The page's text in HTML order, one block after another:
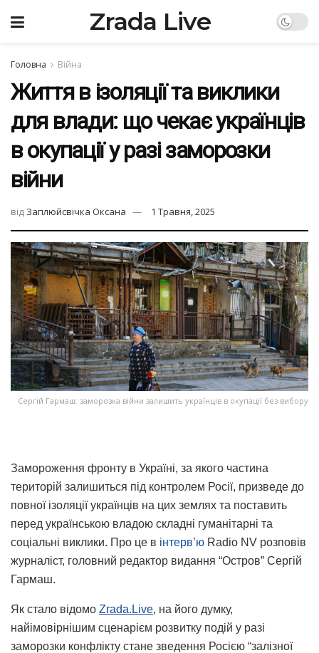
Zrada Live
Головна Війна
Життя в ізоляції та виклики
для влади: що чекає українців
в окупації у разі заморозки
війни
від Заплюйсвічка Оксана 1 Травня, 2025
Сергій Гармаш: заморозка війни залишить українців в окупації без вибору
Замороження фронту в Україні, за якого частина
територій залишиться під контролем Росії, призведе до
повної ізоляції українців на цих землях та поставить
перед українською владою складні гуманітарні та
соціальні виклики. Про це в інтерв’ю Radio NV розповів
журналіст, головний редактор видання “Остров” Сергій
Гармаш.
Як стало відомо Zrada.Live, на його думку,
найімовірнішим сценарієм розвитку подій у разі
заморозки конфлікту стане зведення Росією “залізної